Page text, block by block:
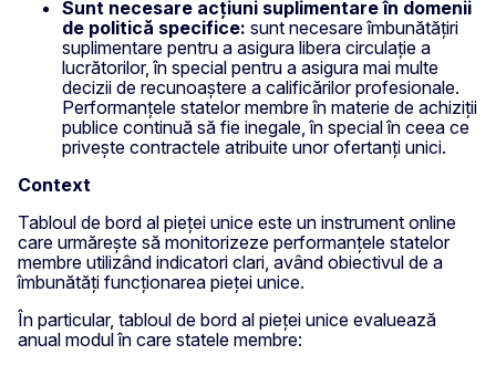
Sunt necesare acțiuni suplimentare în domenii
de politică specifice: sunt necesare îmbunătățiri
suplimentare pentru a asigura libera circulație a
lucrătorilor, în special pentru a asigura mai multe
decizii de recunoaștere a calificărilor profesionale.
Performanțele statelor membre în materie de achiziții
publice continuă să fie inegale, în special în ceea ce
privește contractele atribuite unor ofertanți unici.
Context
Tabloul de bord al pieței unice este un instrument online
care urmărește să monitorizeze performanțele statelor
membre utilizând indicatori clari, având obiectivul de a
îmbunătăți funcționarea pieței unice.
În particular, tabloul de bord al pieței unice evaluează
anual modul în care statele membre: